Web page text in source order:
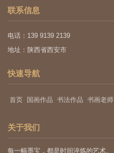
联系信息
电话：139 9139 2139
地址：陕西省西安市
快速导航
首页 国画作品 书法作品 书画老师
关于我们
每一幅墨宝，都是时间淬炼的艺术。